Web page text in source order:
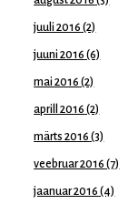
juuli 2016 (2)
juuni 2016 (6)
mai 2016 (2)
aprill 2016 (2)
märts 2016 (3)
veebruar 2016 (7)
jaanuar 2016 (4)